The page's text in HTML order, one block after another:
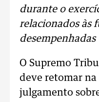
durante o
relacionados às
desempenhadas
O Supremo
deve retomar
julgamento